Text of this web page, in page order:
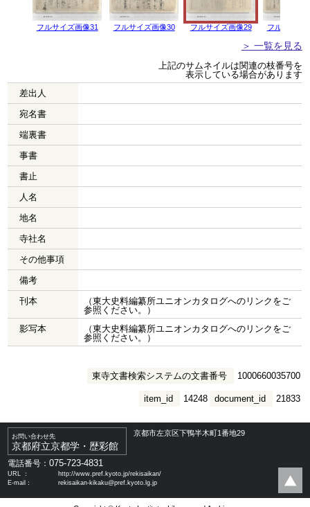
フルサイズ画像31 フルサイズ画像30 フルサイズ画像29 フルサイズ
＞ 一覧を見る
上記のサムネイルは関連の枝番号を
表示している場合があります
差出人
宛名書
端裏書
事書
書止
人名
地名
寺社名
その他事項
備考
刊本
（東大史料編纂所ユニオンカタログへのリンクをご
参照ください。）
影写本
（東大史料編纂所ユニオンカタログへのリンクをご
参照ください。）
東寺文書検索システムの文書番号 1000660035700
document_id 21833
item_id 14248
お問い合わせ先
京都府立京都学・歴彩館
京都市左京区下鴨半木町1番地29
電話番号：075-723-4831
URL ：
http://www.pref.kyoto.jp/rekisaikan/
E-mail：
rekisaikan-kikaku@pref.kyoto.lg.jp